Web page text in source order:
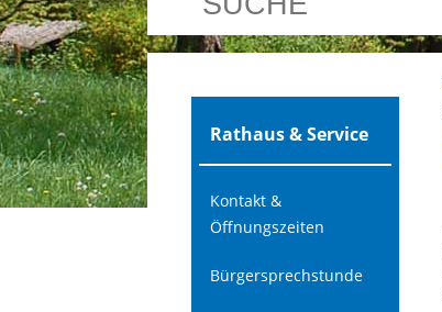
Rathaus & Service
Kontakt &
Öffnungszeiten
Bürgersprechstunde